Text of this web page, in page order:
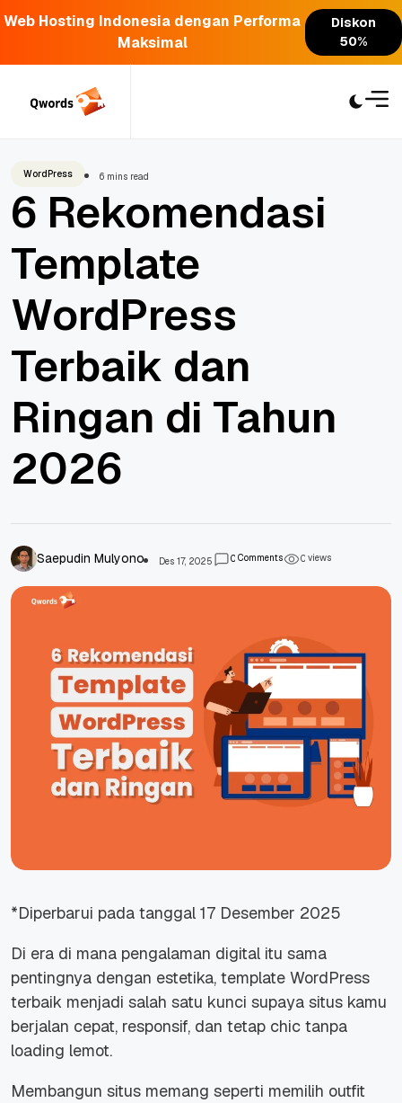
Web Hosting Indonesia dengan Performa
Maksimal
Diskon
50%
WordPress 6 mins read
6 Rekomendasi
Template
WordPress
Terbaik dan
Ringan di Tahun
2026
Saepudin Mulyono Des 17, 2025 0Comments 0views
*Diperbarui pada tanggal 17 Desember 2025
Di era di mana pengalaman digital itu sama
pentingnya dengan estetika, template WordPress
terbaik menjadi salah satu kunci supaya situs kamu
berjalan cepat, responsif, dan tetap chic tanpa
loading lemot.
Membangun situs memang seperti memilih outfit